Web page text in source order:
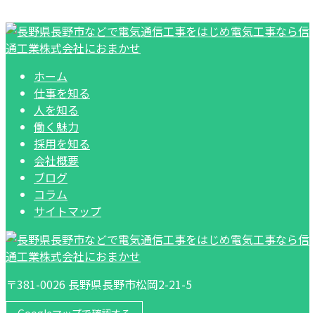
ホーム
仕事を知る
人を知る
働く魅力
採用を知る
会社概要
ブログ
コラム
サイトマップ
〒381-0026 長野県長野市松岡2-21-5